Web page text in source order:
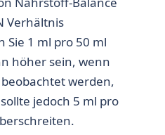
Verhältnis
Sie 1 ml pro 50 ml
höher sein, wenn
werden,
jedoch 5 ml pro